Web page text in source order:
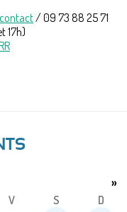
/ 09 73 88 25 71
17h)
»
V S
D